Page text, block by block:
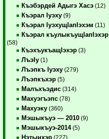
Къэбэрдей Адыгэ Хасэ (12)
Къэрал Iуэху (9)
Къэрал IуэхущIапIэхэм (11)
Къэрал къулыкъущIапIэхэр
(58)
КъэхъукъащIэхэр (3)
ЛъэIу (1)
Лъэпкъ Iуэху (279)
Лъэпкъхэр (5)
Малъхъэдис (314)
Махуэгъэпс (78)
Махуэку (360)
Мэшыкъуэ — 2010 (9)
Мэшыкъуэ-2014(5)
Нэтынхэр (227)